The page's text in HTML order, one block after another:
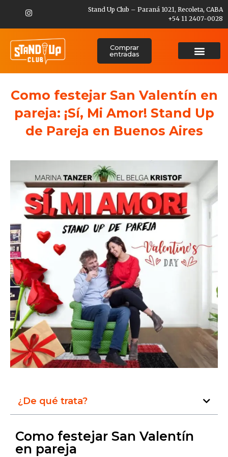
Stand Up Club – Paraná 1021, Recoleta, CABA
+54 11 2407-0028
Comprar
entradas
Como festejar San Valentín en
pareja: ¡Sí, Mi Amor! Stand Up
de Pareja en Buenos Aires
¿De qué trata?
Como festejar San Valentín
en pareja